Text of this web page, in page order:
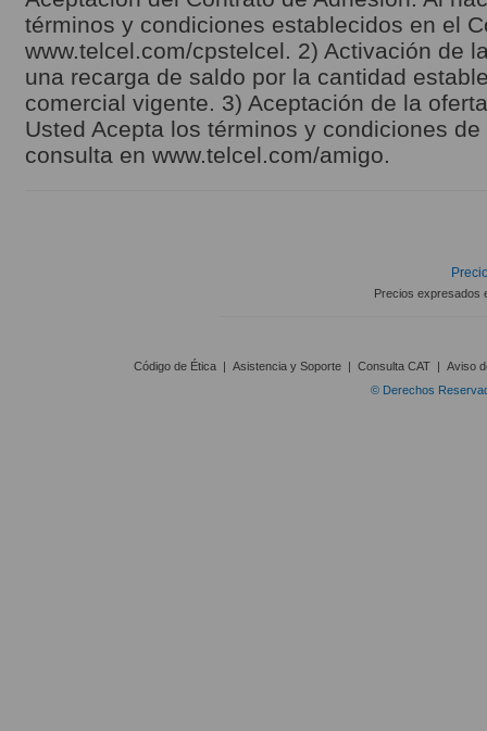
términos y condiciones establecidos en el
www.telcel.com/cpstelcel. 2) Activación de
una recarga de saldo por la cantidad
comercial vigente. 3) Aceptación de la
Usted Acepta los términos y condiciones
consulta en www.telcel.com/amigo.
Precios expresados
Código de Ética | Asistencia y Soporte | Consulta CAT | Aviso
© Derechos